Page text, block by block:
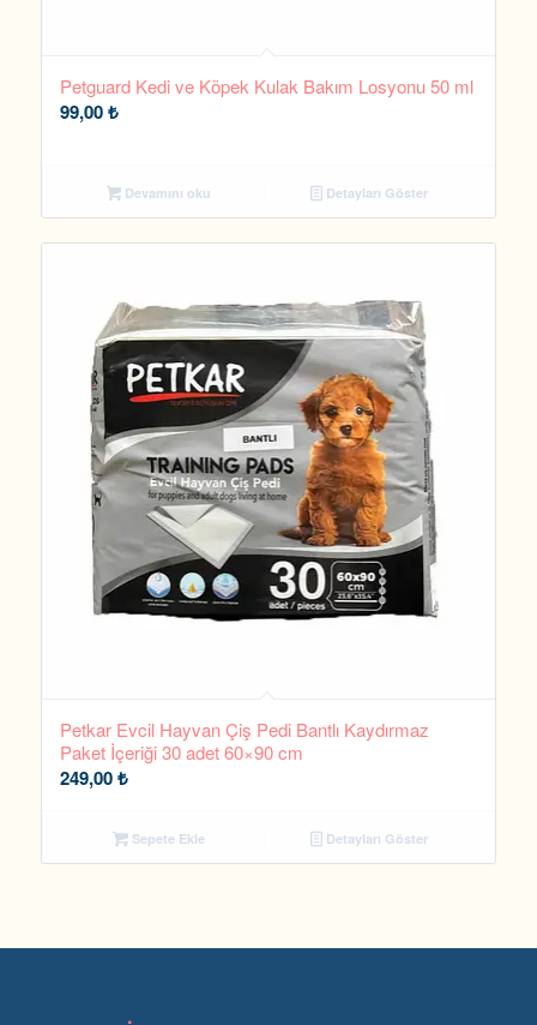
Petguard Kedi ve Köpek Kulak Bakım Losyonu 50 ml
99,00₺
Devamını oku Detayları Göster
Petkar Evcil Hayvan Çiş Pedi Bantlı Kaydırmaz
Paket İçeriği 30 adet 60×90 cm
249,00₺
Sepete Ekle Detayları Göster